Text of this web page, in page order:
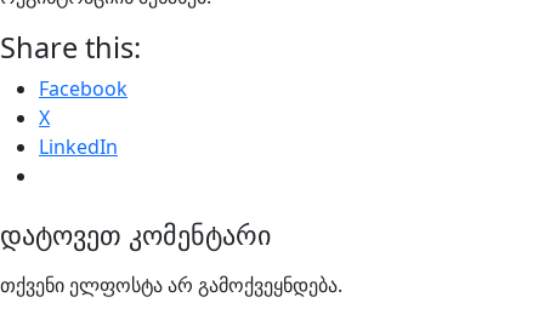
Share this:
Facebook
X
LinkedIn
დატოვეთ კომენტარი
თქვენი ელფოსტა არ გამოქვეყნდება.